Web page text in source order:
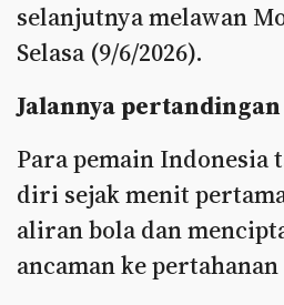
selanjutnya melawan
Selasa (9/6/2026).
Jalannya pertandingan
Para pemain Indonesia
diri sejak menit
aliran bola dan
ancaman ke pertahanan